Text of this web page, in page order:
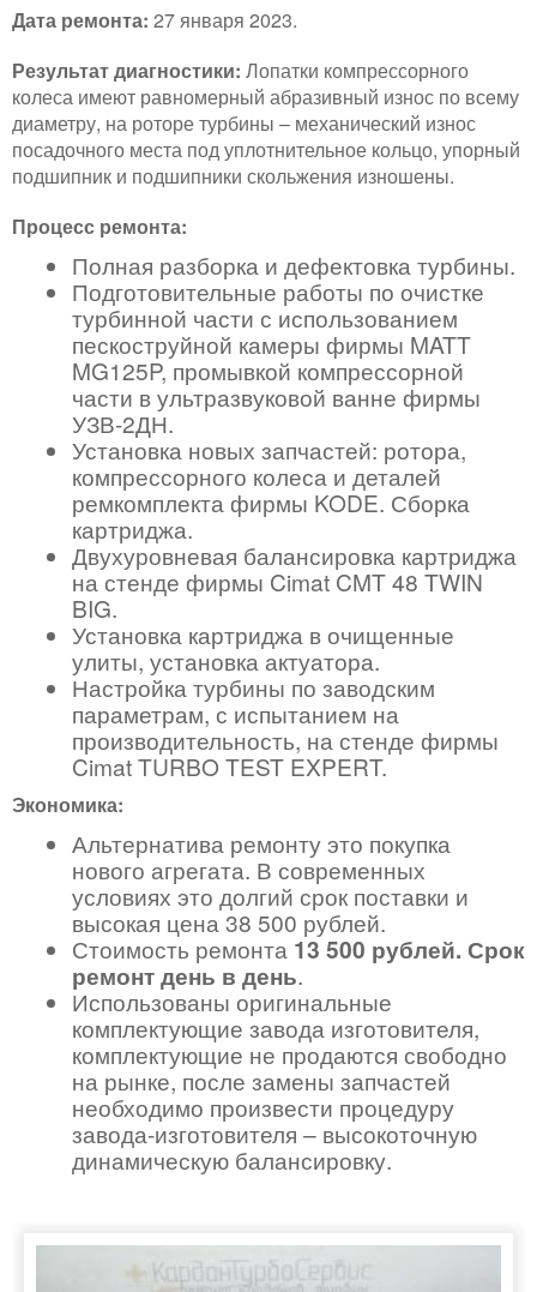
Дата ремонта: 27 января 2023.
Результат диагностики: Лопатки компрессорного
колеса имеют равномерный абразивный износ по всему
диаметру, на роторе турбины – механический износ
посадочного места под уплотнительное кольцо, упорный
подшипник и подшипники скольжения изношены.
Процесс ремонта:
Полная разборка и дефектовка турбины.
Подготовительные работы по очистке
турбинной части с использованием
пескоструйной камеры фирмы MATT
MG125P, промывкой компрессорной
части в ультразвуковой ванне фирмы
УЗВ-2ДН.
Установка новых запчастей: ротора,
компрессорного колеса и деталей
ремкомплекта фирмы KODE. Сборка
картриджа.
Двухуровневая балансировка картриджа
на стенде фирмы Cimat CMT 48 TWIN
BIG.
Установка картриджа в очищенные
улиты, установка актуатора.
Настройка турбины по заводским
параметрам, с испытанием на
производительность, на стенде фирмы
Cimat TURBO TEST EXPERT.
Экономика:
Альтернатива ремонту это покупка
нового агрегата. В современных
условиях это долгий срок поставки и
высокая цена 38 500 рублей.
Стоимость ремонта 13 500 рублей. Срок
ремонт день в день.
Использованы оригинальные
комплектующие завода изготовителя,
комплектующие не продаются свободно
на рынке, после замены запчастей
необходимо произвести процедуру
завода-изготовителя – высокоточную
динамическую балансировку.